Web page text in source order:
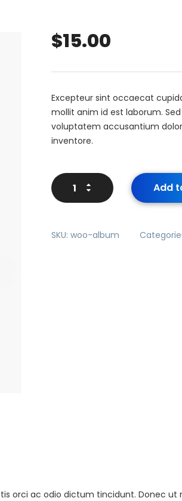
$15.00
Excepteur sint occaecat
mollit anim id est laborum.
voluptatem accusantium
inventore.
Add
SKU: woo-album
orci ac odio dictum tincidunt. Donec